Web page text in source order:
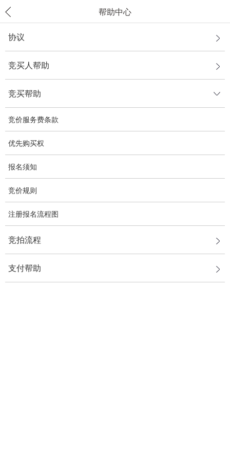
帮助中心
协议
竞买人帮助
竞买帮助
竞价服务费条款
优先购买权
报名须知
竞价规则
注册报名流程图
竞拍流程
支付帮助